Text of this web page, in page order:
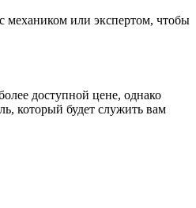
механиком или экспертом, чтобы
доступной цене, однако
который будет служить вам